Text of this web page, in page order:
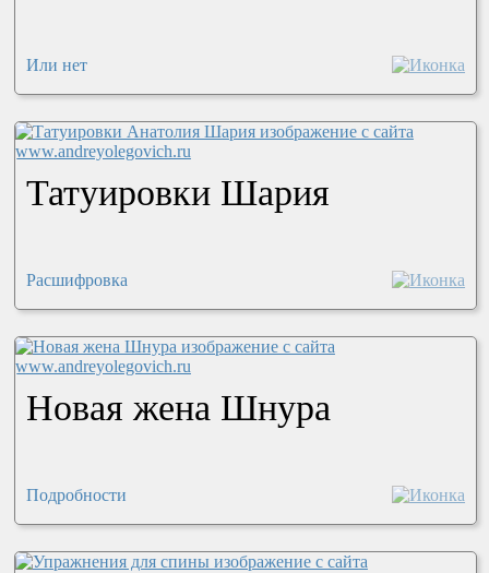
Или нет
Татуировки Шария
Расшифровка
Новая жена Шнура
Подробности